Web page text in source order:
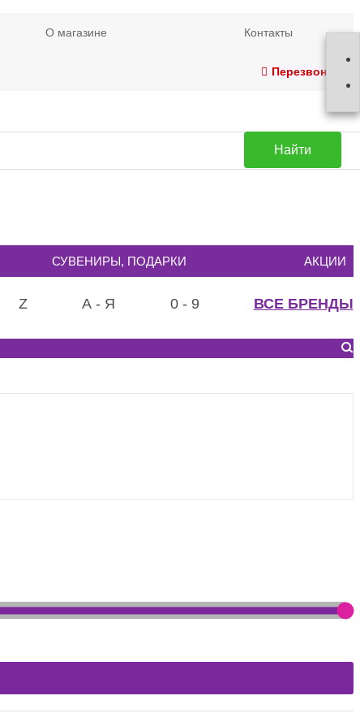
О магазине Контакты
Перезвонить
Найти
СУВЕНИРЫ, ПОДАРКИ АКЦИИ
Z А - Я 0 - 9 ВСЕ БРЕНДЫ